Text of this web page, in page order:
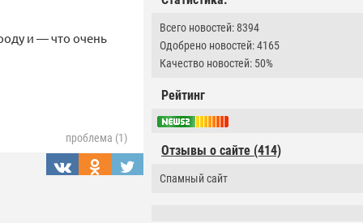
Всего новостей: 8394
Одобрено новостей: 4165
Качество новостей: 50%
Рейтинг
Отзывы о сайте (414)
Спамный сайт
и — что очень
проблема (1)